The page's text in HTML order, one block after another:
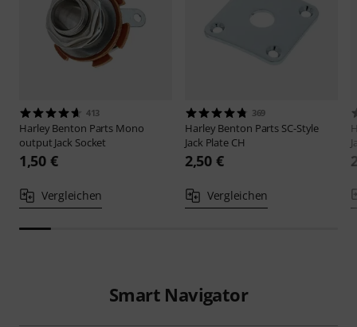
413
Harley Benton Parts Mono
output Jack Socket
1,50 €
Vergleichen
369
Harley Benton Parts SC-Style
Jack Plate CH
2,50 €
Vergleichen
Smart Navigator